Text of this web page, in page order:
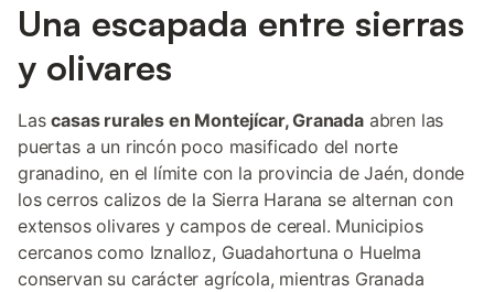
Una escapada entre sierras
y olivares
Lascasas rurales en Montejícar, Granadaabren las
puertas a un rincón poco masificado del norte
granadino, en el límite con la provincia de Jaén, donde
los cerros calizos de la Sierra Harana se alternan con
extensos olivares y campos de cereal. Municipios
cercanos como Iznalloz, Guadahortuna o Huelma
conservan su carácter agrícola, mientras Granada